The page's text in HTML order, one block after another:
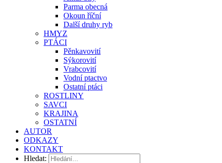
Parma obecná
Okoun říční
Další druhy ryb
HMYZ
PTÁCI
Pěnkavovití
Sýkorovití
Vrabcovití
Vodní ptactvo
Ostatní ptáci
ROSTLINY
SAVCI
KRAJINA
OSTATNÍ
AUTOR
ODKAZY
KONTAKT
Hledat: